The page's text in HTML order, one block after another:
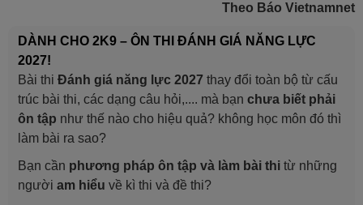
Theo Báo Vietnamnet
DÀNH CHO 2K9 – ÔN THI ĐÁNH GIÁ NĂNG LỰC
2027!
Bài thi Đánh giá năng lực 2027 thay đổi toàn bộ từ cấu
trúc bài thi, các dạng câu hỏi,.... mà bạn chưa biết phải
ôn tập như thế nào cho hiệu quả? không học môn đó thì
làm bài ra sao?
Bạn cần phương pháp ôn tập và làm bài thi từ những
người am hiểu về kì thi và đề thi?